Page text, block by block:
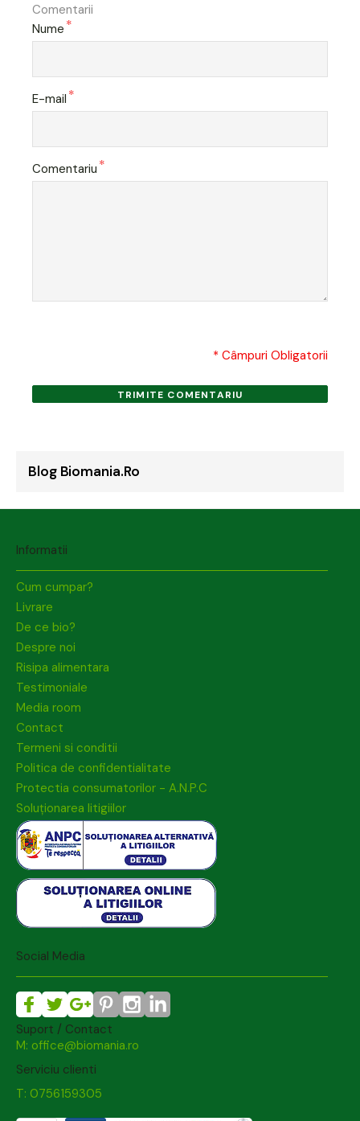
Comentarii
Nume *
E-mail *
Comentariu *
* Câmpuri Obligatorii
TRIMITE COMENTARIU
Blog Biomania.ro
Informatii
Cum cumpar?
Livrare
De ce bio?
Despre noi
Risipa alimentara
Testimoniale
Media room
Contact
Termeni si conditii
Politica de confidentialitate
Protectia consumatorilor - A.N.P.C
Soluționarea litigiilor
Social Media
Suport / Contact
M: office@biomania.ro
Serviciu clienti
T: 0756159305